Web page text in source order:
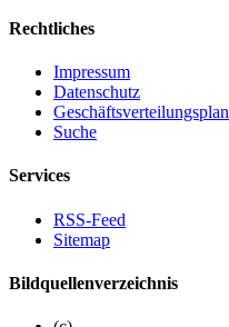
Rechtliches
Impressum
Datenschutz
Geschäftsverteilungsplan
Suche
Services
RSS-Feed
Sitemap
Bildquellenverzeichnis